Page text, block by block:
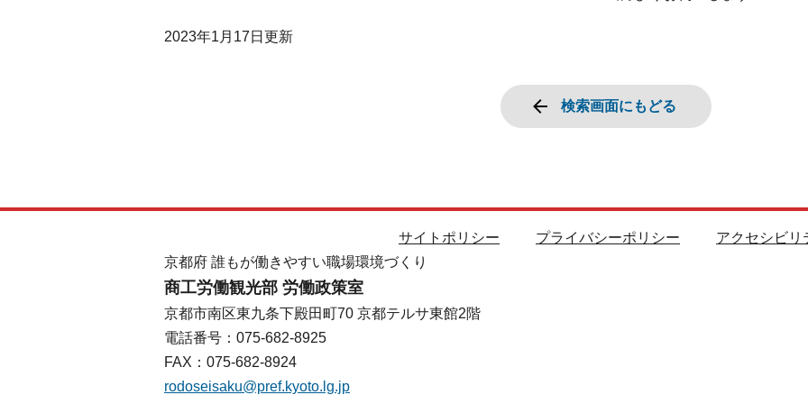
2023年1月17日 更新
検索画面にもどる
サイトポリシー プライバシーポリシー
アクセシビリ
京都府 誰もが働きやすい職場環境づくり
商工労働観光部 労働政策室
京都市南区東九条下殿田町70 京都テルサ東館2階
電話番号：075-682-8925
FAX：075-682-8924
rodoseisaku@pref.kyoto.lg.jp